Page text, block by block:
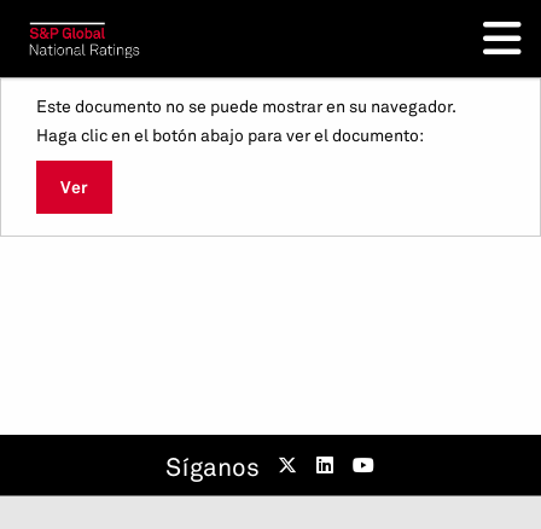
Este documento no se puede mostrar en su navegador.
Haga clic en el botón abajo para ver el documento:
Ver
Síganos